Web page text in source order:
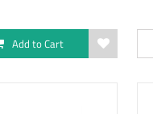
Add to Cart